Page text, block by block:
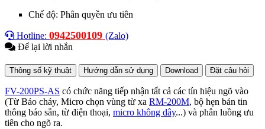
Chế độ: Phân quyền ưu tiên
Hotline: 0942500109 (Zalo)
Để lại lời nhắn
Thông số kỹ thuật Hướng dẫn sử dụng Download Đặt câu hỏi
FV-200PS-AS có chức năng tiếp nhận tất cả các tín hiệu ngõ vào
(Từ Báo cháy, Micro chọn vùng từ xa RM-200M, bộ hẹn bản tin
thông báo sẵn, từ điện thoại, micro không dây...) và phân luồng ưu
tiên cho ngõ ra.